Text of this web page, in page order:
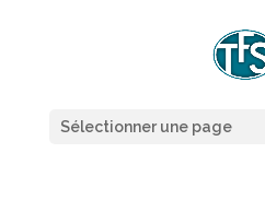
Sélectionner une page